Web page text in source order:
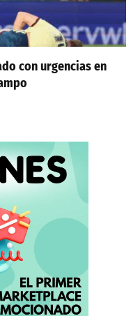
con urgencias en